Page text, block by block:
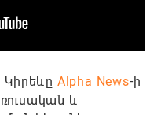
Alpha News-ի
ռուսական և